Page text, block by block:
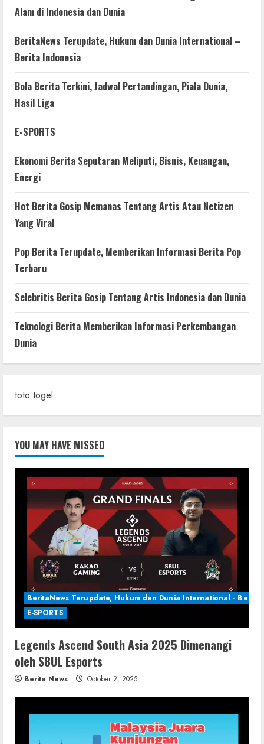
Alam di Indonesia dan Dunia
BeritaNews Terupdate, Hukum dan Dunia International –
Berita Indonesia
Bola Berita Terkini, Jadwal Pertandingan, Piala Dunia,
Hasil Liga
E-SPORTS
Ekonomi Berita Seputaran Meliputi, Bisnis, Keuangan,
Energi
Hot Berita Gosip Memanas Tentang Artis Atau Netizen
Yang Viral
Pop Berita Terupdate, Memberikan Informasi Berita Pop
Terbaru
Selebritis Berita Gosip Tentang Artis Indonesia dan Dunia
Teknologi Berita Memberikan Informasi Perkembangan
Dunia
toto togel
YOU MAY HAVE MISSED
BeritaNews Terupdate, Hukum dan Dunia International - Berita
E-SPORTS
Legends Ascend South Asia 2025 Dimenangi
oleh S8UL Esports
Berita News October 2, 2025